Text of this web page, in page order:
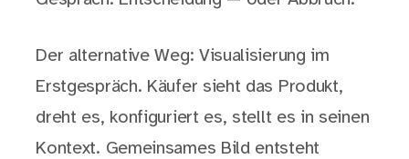
Der alternative Weg: Visualisierung im
Erstgespräch. Käufer sieht das Produkt,
dreht es, konfiguriert es, stellt es in seinen
Kontext. Gemeinsames Bild entsteht